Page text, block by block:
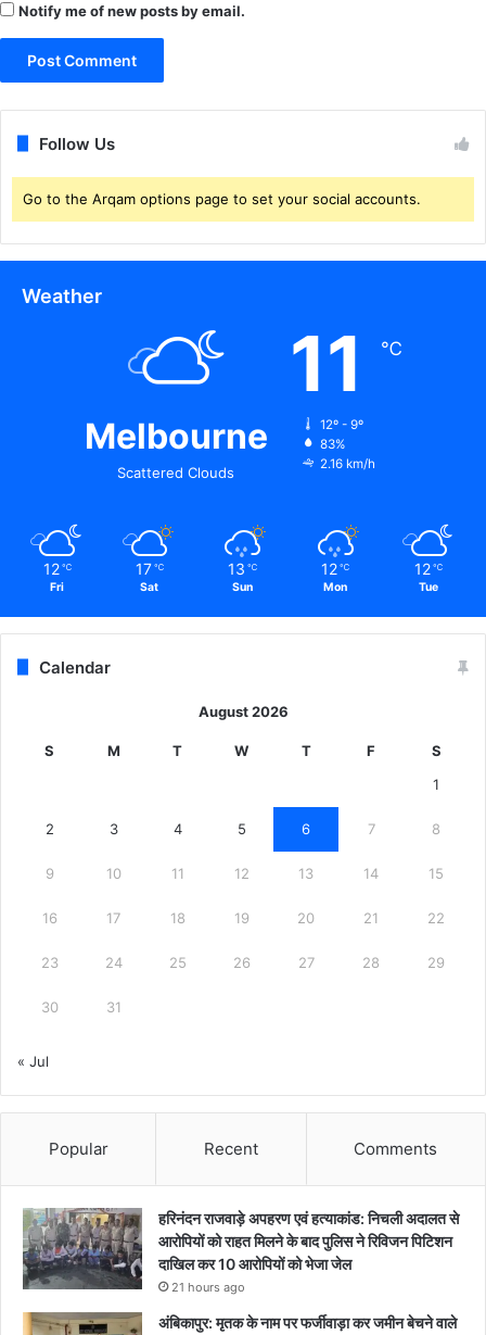
Notify me of new posts by email.
Follow Us
Go to the Arqam options page to set your social accounts.
Weather
Melbourne
Scattered Clouds
11 ℃
12º - 9º
83%
2.16 km/h
12 ℃
Fri
17 ℃
Sat
13 ℃
Sun
12 ℃
Mon
12 ℃
Tue
Calendar
August 2026
S M T W T F
S
1
2 3 4 5 6 7 8
9 10 11 12 13 14 15
16 17 18 19 20 21 22
23 24 25 26 27 28 29
30 31
« Jul
Popular Recent Comments
हरिनंदन राजवाड़े अपहरण एवं हत्याकांड: निचली अदालत से
आरोपियों को राहत मिलने के बाद पुलिस ने रिविजन पिटिशन
दाखिल कर 10 आरोपियों को भेजा जेल
21 hours ago
अंबिकापुर: मृतक के नाम पर फर्जीवाड़ा कर जमीन बेचने वाले